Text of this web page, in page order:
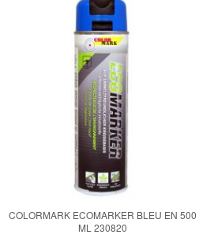
COLORMARK ECOMARKER BLEU EN 500
ML 230820